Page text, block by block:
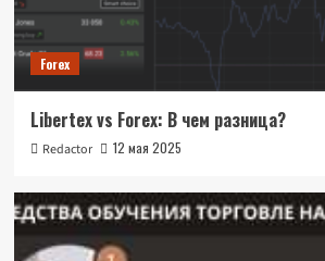
Forex
Libertex vs Forex: В чем разница?
Redactor 12 мая 2025